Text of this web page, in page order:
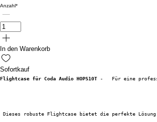
Anzahl*
In den Warenkorb
Sofortkauf
Flightcase für Coda Audio HOPS10T - Für eine
Dieses robuste Flightcase bietet die perfekte Lösung